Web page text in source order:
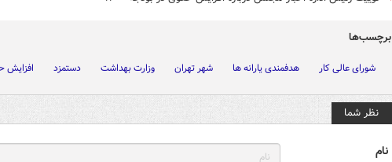
برچسب‌ها
شورای عالی کار هدفمندی یارانه ها شهر تهران وزارت بهداشت دستمزد افزایش
نظر شما
نام